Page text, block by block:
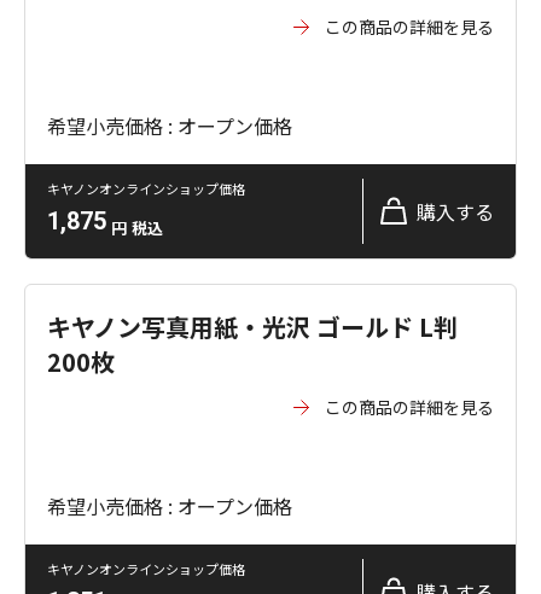
この商品の詳細を見る
希望小売価格 : オープン価格
キヤノンオンラインショップ価格
1,875 円 税込
購入する
キヤノン写真用紙・光沢 ゴールド L判
200枚
この商品の詳細を見る
希望小売価格 : オープン価格
キヤノンオンラインショップ価格